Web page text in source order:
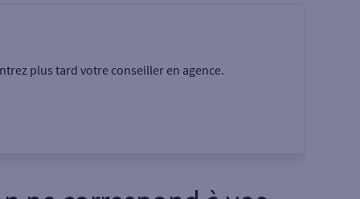
plus tard votre conseiller en agence.